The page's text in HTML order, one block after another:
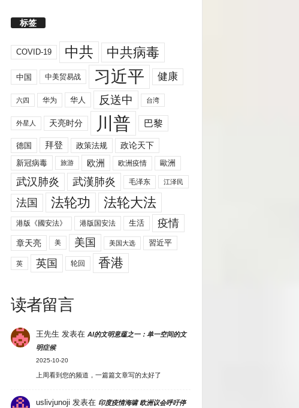
标签
COVID-19 中共 中共病毒
中国 中美贸易战 习近平 健康
六四 华为 华人 反送中 台湾
外星人 天亮时分 川普 巴黎
德国 拜登 政策法规
政论天下
新冠病毒
旅游 欧洲 欧洲疫情 歐洲
武汉肺炎 武漢肺炎 毛泽东 江泽民
法国 法轮功 法轮大法
港版《國安法》 港版国安法 生活 疫情
章天亮 美 美国 美国大选 習近平
英 英国 轮回 香港
读者留言
王先生 发表在 AI的文明意蕴之一：单一空间的文
明症候
2025-10-20
上周看到您的频道，一篇篇文章写的太好了
uslivjunoji 发表在 印度疫情海啸 欧洲议会呼吁停